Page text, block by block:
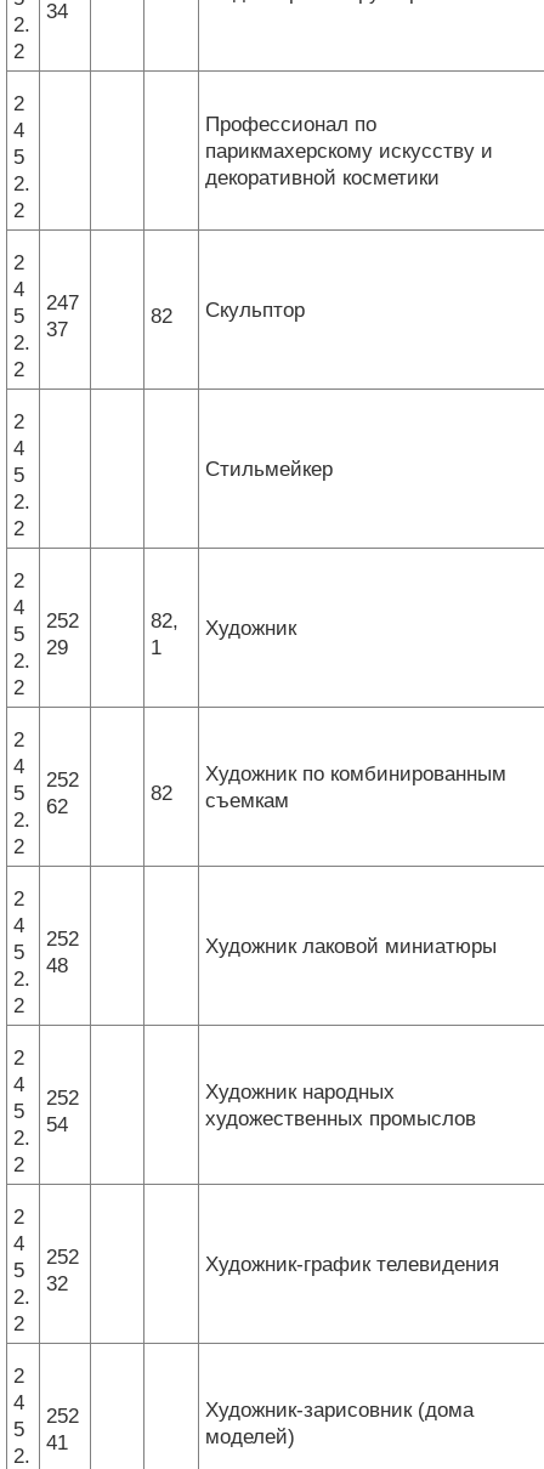
2.
2
34
2
4
5
2.
2
Профессионал по
парикмахерскому искусству и
декоративной косметики
2
4
5
2.
2
247
37
82 Скульптор
2
4
5
2.
2
Стильмейкер
2
4
5
2.
2
252
29
82,
1
Художник
2
4
5
2.
2
252
62
82
Художник по комбинированным
съемкам
2
4
5
2.
2
252
48
Художник лаковой миниатюры
2
4
5
2.
2
252
54
Художник народных
художественных промыслов
2
4
5
2.
2
252
32
Художник-график телевидения
2
4
5
2.
252
41
Художник-зарисовник (дома
моделей)